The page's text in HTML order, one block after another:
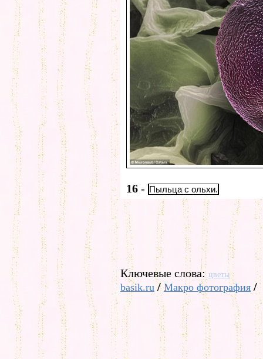
16 - Пыльца с ольхи.
Ключевые слова: цветы
basik.ru / Макро фотография /